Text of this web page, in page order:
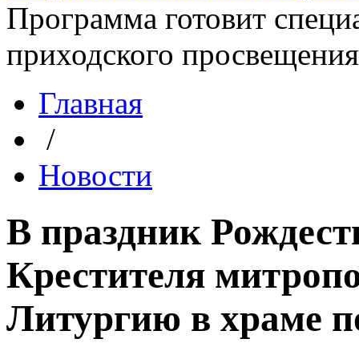
Программа готовит
приходского
Главная
/
Новости
В праздник
Крестителя
Литургию в храме